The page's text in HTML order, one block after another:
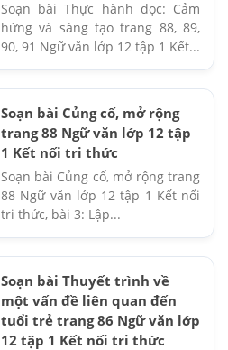
Soạn bài Thực hành đọc: Cảm
hứng và sáng tạo trang 88, 89,
90, 91 Ngữ văn lớp 12 tập 1 Kết...
Soạn bài Củng cố, mở rộng
trang 88 Ngữ văn lớp 12 tập
1 Kết nối tri thức
Soạn bài Củng cố, mở rộng trang
88 Ngữ văn lớp 12 tập 1 Kết nối
tri thức, bài 3: Lập...
Soạn bài Thuyết trình về
một vấn đề liên quan đến
tuổi trẻ trang 86 Ngữ văn lớp
12 tập 1 Kết nối tri thức